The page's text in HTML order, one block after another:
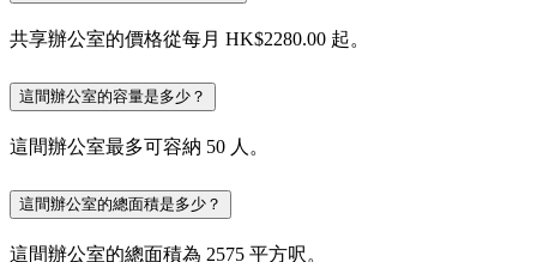
共享辦公室的價格從每月 HK$2280.00 起。
這間辦公室的容量是多少？
這間辦公室最多可容納 50 人。
這間辦公室的總面積是多少？
這間辦公室的總面積為 2575 平方呎。